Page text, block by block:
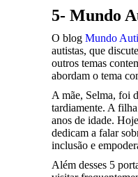
5- Mundo
O blog Mundo
autistas, que
outros temas
abordam o tema
A mãe, Selma, foi
tardiamente. A
anos de idade.
dedicam a falar
inclusão e
Além desses 5